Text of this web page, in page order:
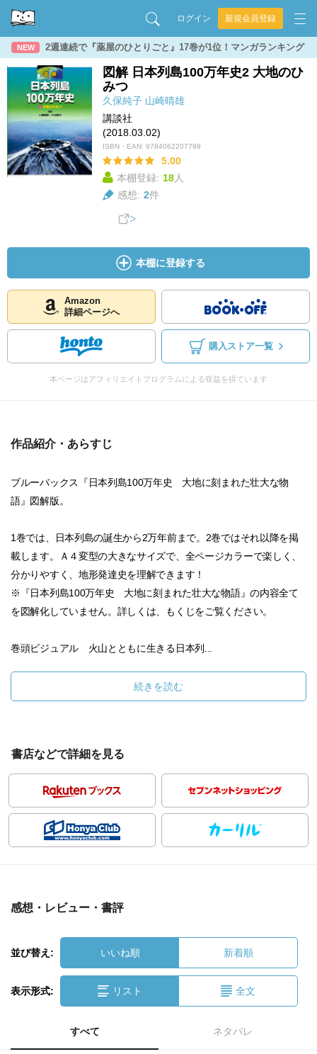
ログイン 新規会員登録
NEW 2週連続で『薬屋のひとりごと』17巻が1位！マンガランキング
図解 日本列島100万年史2 大地のひ
みつ
久保純子 山崎晴雄
講談社
(2018.03.02)
ISBN・EAN: 9784062207799
5.00
本棚登録: 18人
感想: 2件
本棚に登録する
Amazon
詳細ページへ
購入ストア一覧
本ページはアフィリエイトプログラムによる収益を得ています
作品紹介・あらすじ
ブルーバックス『日本列島100万年史 大地に刻まれた壮大な物
語』図解版。
1巻では、日本列島の誕生から2万年前まで。2巻ではそれ以降を掲
載します。Ａ４変型の大きなサイズで、全ページカラーで楽しく、
分かりやすく、地形発達史を理解できます！
※『日本列島100万年史 大地に刻まれた壮大な物語』の内容全て
を図解化していません。詳しくは、もくじをご覧ください。
巻頭ビジュアル 火山とともに生きる日本列...
続きを読む
書店などで詳細を見る
感想・レビュー・書評
並び替え: いいね順 新着順
表示形式: リスト 全文
すべて ネタバレ